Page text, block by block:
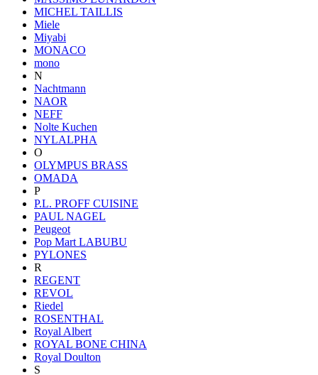
MICHEL TAILLIS
Miele
Miyabi
MONACO
mono
N
Nachtmann
NAOR
NEFF
Nolte Kuchen
NYLALPHA
O
OLYMPUS BRASS
OMADA
P
P.L. PROFF CUISINE
PAUL NAGEL
Peugeot
Pop Mart LABUBU
PYLONES
R
REGENT
REVOL
Riedel
ROSENTHAL
Royal Albert
ROYAL BONE CHINA
Royal Doulton
S